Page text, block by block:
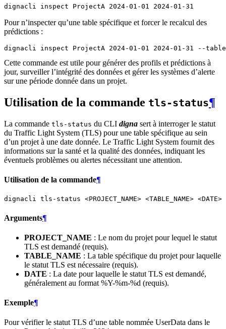
dignacli inspect ProjectA 2024-01-01 2024
Pour n’inspecter qu’une table spécifique et forcer le recalcul des
prédictions :
dignacli inspect ProjectA 2024-01-01 2024-01-31 --
Cette commande est utile pour générer des profils et prédictions à
jour, surveiller l’intégrité des données et gérer les systèmes d’alerte
sur une période donnée dans un projet.
Utilisation de la commande tls-status¶
La commande tls-status du CLI digna sert à interroger le statut
du Traffic Light System (TLS) pour une table spécifique au sein
d’un projet à une date donnée. Le Traffic Light System fournit des
informations sur la santé et la qualité des données, indiquant les
éventuels problèmes ou alertes nécessitant une attention.
Utilisation de la commande¶
dignacli tls-status <PROJECT_NAME> <TABLE_NAME>
Arguments¶
PROJECT_NAME : Le nom du projet pour lequel le statut
TLS est demandé (requis).
TABLE_NAME : La table spécifique du projet pour laquelle
le statut TLS est nécessaire (requis).
DATE : La date pour laquelle le statut TLS est demandé,
généralement au format %Y-%m-%d (requis).
Exemple¶
Pour vérifier le statut TLS d’une table nommée UserData dans le